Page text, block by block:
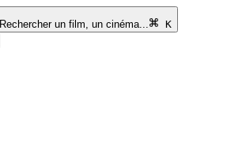
Rechercher un film, un cinéma...
K